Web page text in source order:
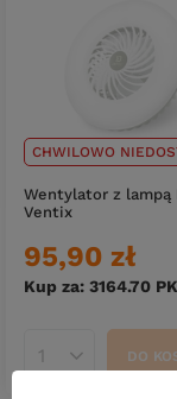
CHWILOWO
Wentylator z lampą
Ventix
95,90 zł
Kup za: 3164.70
Ilość produktów
DO